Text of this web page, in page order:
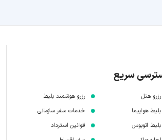
سریع
رزرو هتل
بلیط هواپیما
بلیط اتوبوس
رزرو هوشمند بلیط
خدمات سفر سازمانی
قوانین استرداد